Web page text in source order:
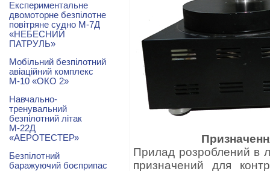
Прилад розроблений в
призначений для
Експериментальне
двомоторне безпілотне
повітряне судно М-7Д
«НЕБЕСНИЙ
ПАТРУЛЬ»
Мобільний безпілотний
авіаційний комплекс
М-10 «ОКО 2»
Навчально-
тренувальний
безпілотний літак
М-22Д
«АЕРОТЕСТЕР»
Безпілотний
баражуючий боєприпас